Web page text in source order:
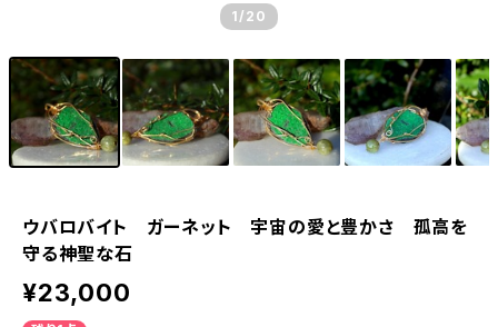
1 /20
ウバロバイト ガーネット 宇宙の愛と豊かさ 孤高を
守る神聖な石
¥23,000